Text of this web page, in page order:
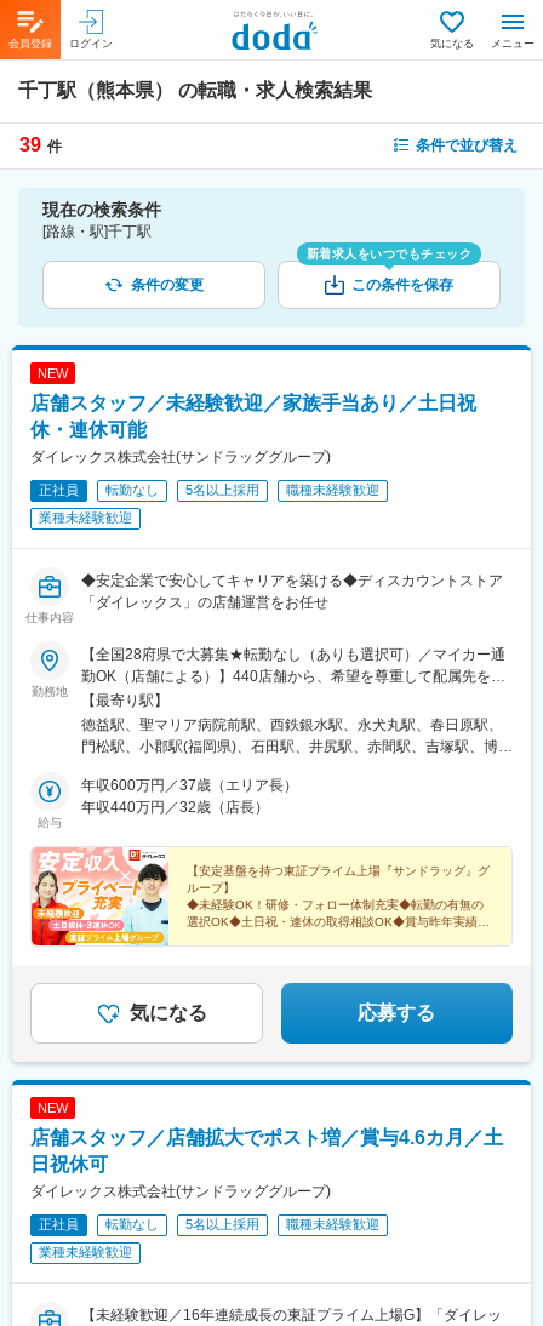
会員登録 ログイン 気になる メニュー
千丁駅（熊本県） の転職・求人検索結果
39 件 条件で並び替え
現在の検索条件
[路線・駅]千丁駅
条件の変更
新着求人をいつでもチェック
この条件を保存
NEW
店舗スタッフ／未経験歓迎／家族手当あり／土日祝
休・連休可能
ダイレックス株式会社(サンドラッググループ)
正社員 転勤なし 5名以上採用
職種未経験歓迎
業種未経験歓迎
仕事内容
◆安定企業で安心してキャリアを築ける◆ディスカウントストア
「ダイレックス」の店舗運営をお任せ
勤務地
【全国28府県で大募集★転勤なし（ありも選択可）／マイカー通
勤OK（店舗による）】440店舗から、希望を尊重して配属先を決
定！☆必要に応じて借り上げ社宅の利用も可能！◆九州エリア福
岡県（55店舗）、佐賀県（24店舗）、長崎県（29店舗）、熊本県
（34店舗）、大分県（18店舗）、宮崎県（25店舗）、鹿児島県
広島県（24店舗）、山口県（18店舗）、島根県（7店舗）、鳥取
県（5店舗）◆四国エリア徳島県（16店舗）、香川県（17店
（17店舗）、京都府（1店舗）、奈良県（2店舗）、大阪府（11店
舗）◆関東エリア埼玉県（12店舗）、群馬県（4店舗）、千葉県
（9店舗）、茨城県（1店舗）◆信越・北陸エリア新潟県（18店
舗）、山梨県（7店舗）、長野県（7店舗）★当社HPの「店舗案
内」から、お近くの店舗をチェックしてください！トップページ
す。※勤務地の受動喫煙対策：屋内禁煙
【最寄り駅】
徳益駅、聖マリア病院前駅、西鉄銀水駅、永犬丸駅、春日原駅、
門松駅、小郡駅(福岡県)、石田駅、井尻駅、赤間駅、吉塚駅、博多
駅、津古駅、福大前駅、教育大前駅、飯塚駅、南久留米駅、犬塚
駅、東福間駅、筑後吉井駅、門司駅、太宰府駅、羽犬塚駅、蒲池
駅、今池駅(福岡県)、下曽根駅、筑前前原駅、水巻駅、海老津駅、
遠賀野駅、土井駅、原町駅、甘木駅(西鉄線)、二島駅、中間駅、千
鳥駅、周船寺駅、南小倉駅、姪浜駅、池尻駅、銀水駅、若松駅、
油津駅、三股駅、日向庄内駅、宮崎神宮駅、加納駅(宮崎県)、宮崎
駅、西都城駅、五十市駅、日向新富駅、門川駅、田吉駅、延岡
県)、肥前鹿島駅、鍋島駅、中多久駅、佐賀駅、田代駅、和多田
駅、川東駅(佐賀県)、牛津駅、重安駅、下関駅、川棚温泉駅、新下
児島市電)、志布志駅、阿波富田駅、蔵本駅、二軒屋駅、吉成駅、
佐古駅、板野駅、中田駅(徳島県)、知寄町三丁目駅、旭駅前通駅、
新町駅(群馬県)、西小泉駅、三俣駅、群馬総社駅、古河駅、鶴瀬
駅、大袋駅、北朝霞駅、上尾駅、北越谷駅、八街駅、八千代緑が
丘駅、おゆみ野駅、旭駅(千葉県)、公津の杜駅、豊四季駅、茂原
駅、篠ノ井駅、千曲駅、信州中野駅、柏矢町駅、六日町駅、長岡
給与
年収600万円／37歳（エリア長）
年収440万円／32歳（店長）
【安定基盤を持つ東証プライム上場『サンドラッグ』グ
ループ】
◆未経験OK！研修・フォロー体制充実◆転勤の有無の
選択OK◆土日祝・連休の取得相談OK◆賞与昨年実績
気になる 応募する
NEW
店舗スタッフ／店舗拡大でポスト増／賞与4.6カ月／土
日祝休可
ダイレックス株式会社(サンドラッググループ)
正社員 転勤なし 5名以上採用
職種未経験歓迎
業種未経験歓迎
【未経験歓迎／16年連続成長の東証プライム上場G】「ダイレッ